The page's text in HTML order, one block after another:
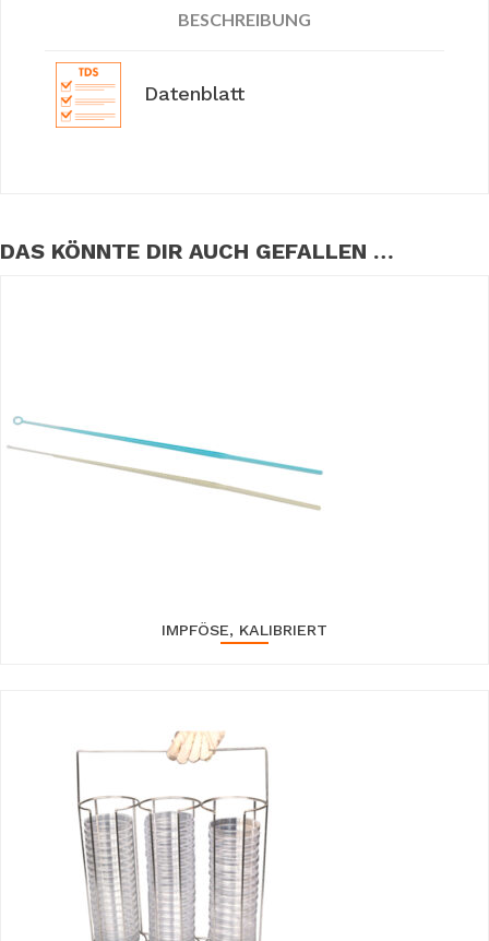
BESCHREIBUNG
Datenblatt
DAS KÖNNTE DIR AUCH GEFALLEN …
IMPFÖSE, KALIBRIERT